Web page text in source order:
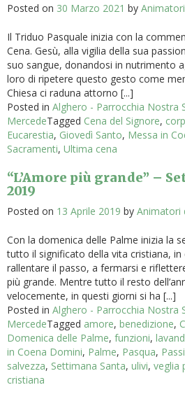
Posted on 30 Marzo 2021 by
Il Triduo Pasquale inizia con la
Cena. Gesù, alla vigilia della sua
suo sangue, donandosi in nutrimento
loro di ripetere questo gesto come
Chiesa ci raduna attorno [...]
Posted in Alghero - Parrocchia Nostra
MercedeTagged Cena del Signore,
Eucarestia, Giovedì Santo, Messa in
Sacramenti, Ultima cena
“L’Amore più grande” –
2019
Posted on 13 Aprile 2019 by Animatori
Con la domenica delle Palme inizia la
tutto il significato della vita cristiana, in
rallentare il passo, a fermarsi e
più grande. Mentre tutto il resto
velocemente, in questi giorni si ha [...]
Posted in Alghero - Parrocchia Nostra
MercedeTagged amore, benedizione,
Domenica delle Palme, funzioni,
in Coena Domini, Palme, Pasqua,
salvezza, Settimana Santa, ulivi, veglia
cristiana